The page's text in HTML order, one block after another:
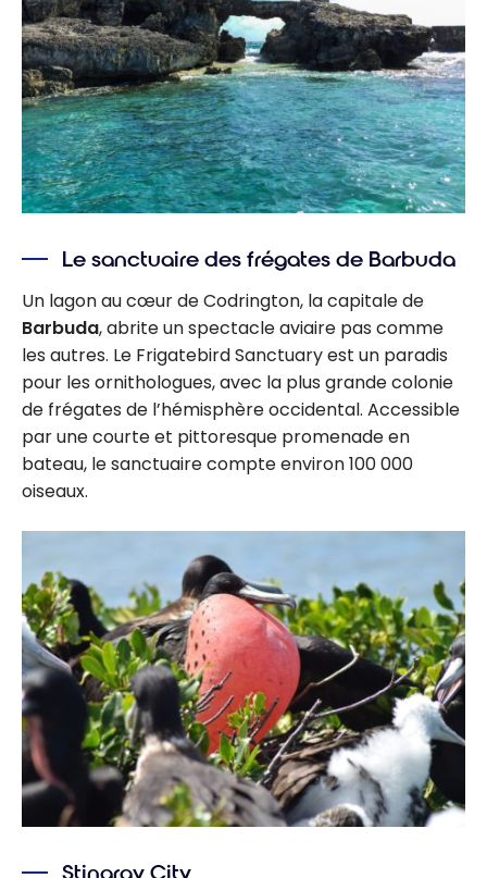
Le sanctuaire des frégates de Barbuda
Un lagon au cœur de Codrington, la capitale de
Barbuda, abrite un spectacle aviaire pas comme
les autres. Le Frigatebird Sanctuary est un paradis
pour les ornithologues, avec la plus grande colonie
de frégates de l’hémisphère occidental. Accessible
par une courte et pittoresque promenade en
bateau, le sanctuaire compte environ 100 000
oiseaux.